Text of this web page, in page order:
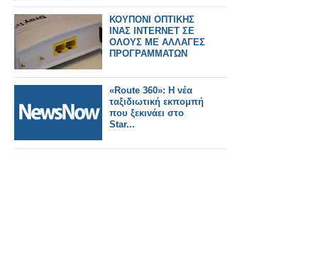
ΚΟΥΠΟΝΙ ΟΠΤΙΚΗΣ
ΙΝΑΣ INTERNET ΣΕ
ΟΛΟΥΣ ΜΕ ΑΛΛΑΓΕΣ
ΠΡΟΓΡΑΜΜΑΤΩΝ
«Route 360»: Η νέα
ταξιδιωτική εκπομπή
που ξεκινάει στο
Star...